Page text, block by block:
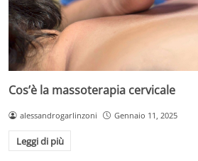
Cos’è la massoterapia cervicale
alessandrogarlinzoni Gennaio 11, 2025
Leggi di più